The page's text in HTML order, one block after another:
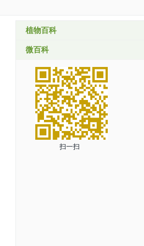
植物百科
微百科
扫一扫